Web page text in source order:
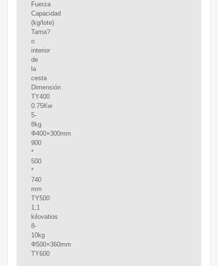
Fuerza
Capacidad
(kg/lote)
Tama?
o
interior
de
la
cesta
Dimensión
TY400
0.75Kw
5-
8kg
Ф400×300mm
900
*
500
*
740
mm
TY500
1,1
kilovatios
8-
10kg
Ф500×360mm
TY600